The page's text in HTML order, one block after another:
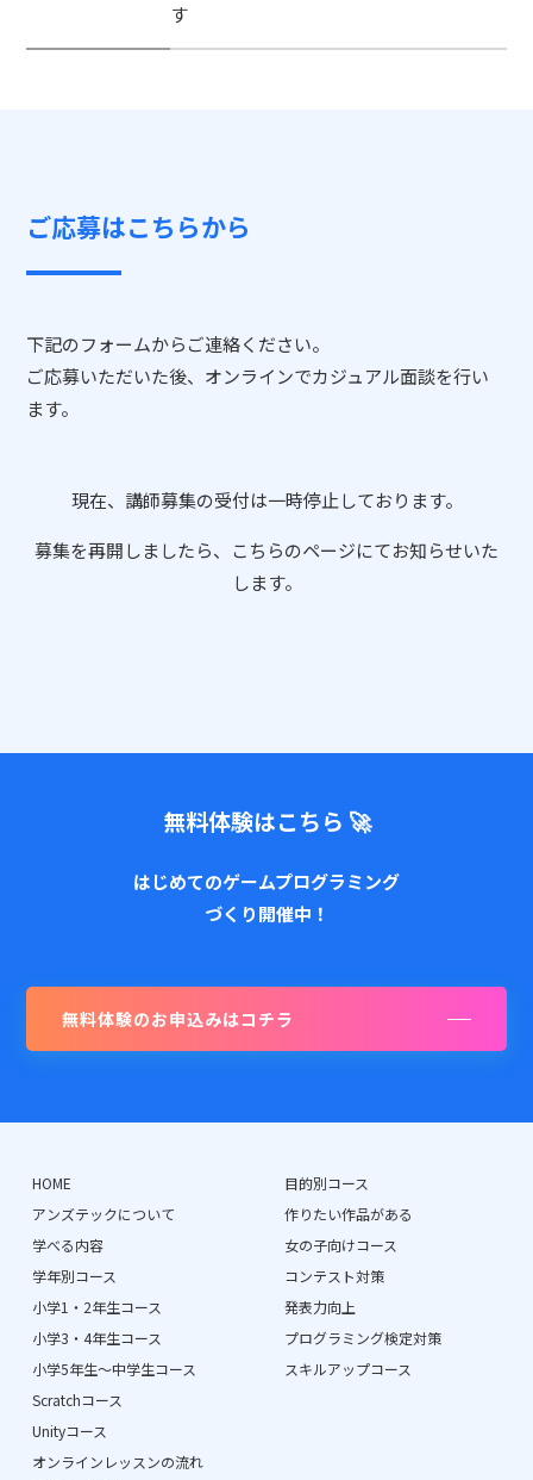
す
ご応募はこちらから
下記のフォームからご連絡ください。
ご応募いただいた後、オンラインでカジュアル面談を行い
ます。
現在、講師募集の受付は一時停止しております。
募集を再開しましたら、こちらのページにてお知らせいた
します。
無料体験はこちら 🚀
はじめてのゲームプログラミング
づくり開催中！
無料体験のお申込みはコチラ
HOME
アンズテックについて
学べる内容
学年別コース
小学1・2年生コース
小学3・4年生コース
小学5年生〜中学生コース
Scratchコース
Unityコース
オンラインレッスンの流れ
目的別コース
作りたい作品がある
女の子向けコース
コンテスト対策
発表力向上
プログラミング検定対策
スキルアップコース